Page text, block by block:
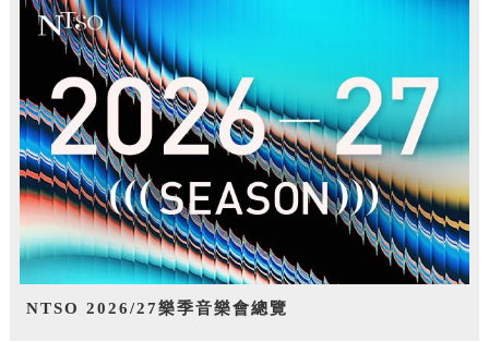
NTSO 2026/27樂季音樂會總覽